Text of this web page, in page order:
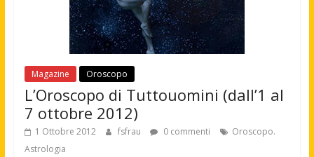
Magazine Oroscopo
L’Oroscopo di Tuttouomini (dall’1 al
7 ottobre 2012)
1 Ottobre 2012 fsfrau 0 commenti
Oroscopo.
Astrologia